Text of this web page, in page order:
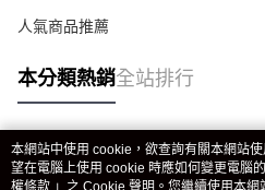
人氣商品推薦
本分類熱銷全站排行
熱門標籤
本網站中使用 cookie，欲查詢有關本網站
望在電腦上使用 cookie 時應如何變更電腦
權條款 」之 Cookie 聲明。您繼續使用本網